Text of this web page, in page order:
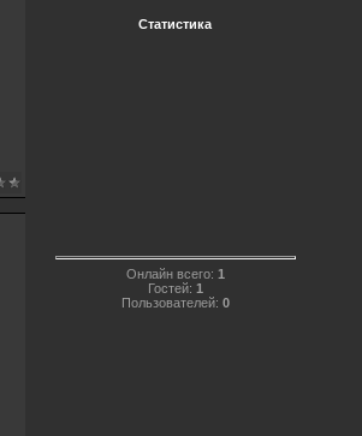
Статистика
Онлайн всего: 1
Гостей: 1
Пользователей: 0